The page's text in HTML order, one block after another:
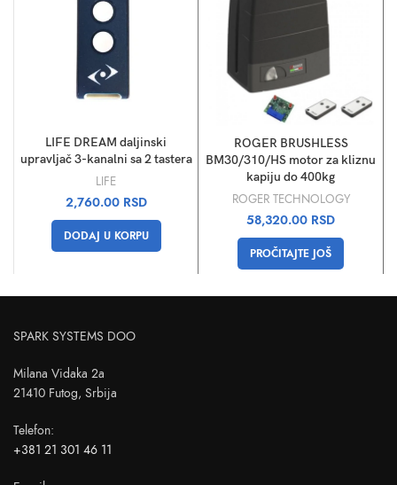
LIFE DREAM daljinski
upravljač 3-kanalni sa 2 tastera
LIFE
2,760.00 RSD
DODAJ U KORPU
ROGER BRUSHLESS
BM30/310/HS motor za kliznu
kapiju do 400kg
ROGER TECHNOLOGY
58,320.00 RSD
PROČITAJTE JOŠ
SPARK SYSTEMS DOO
Milana Vidaka 2a
21410 Futog, Srbija
Telefon:
+381 21 301 46 11